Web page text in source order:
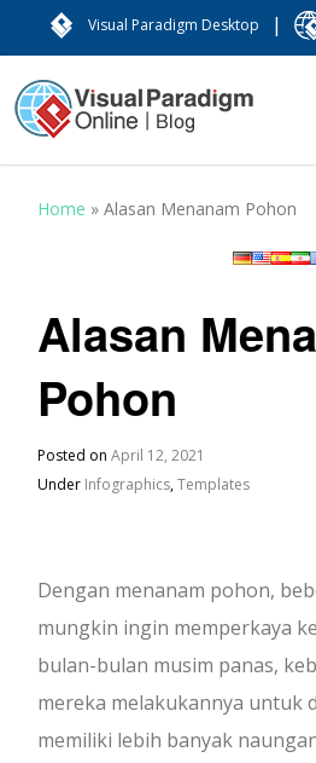
Visual Paradigm Desktop |
Home »Alasan Menanam Pohon
Alasan
Pohon
Posted onApril 12, 2021
Under Infographics,Templates
Dengan menanam pohon,
mungkin ingin memperkaya
bulan-bulan musim panas,
mereka melakukannya untuk
memiliki lebih banyak